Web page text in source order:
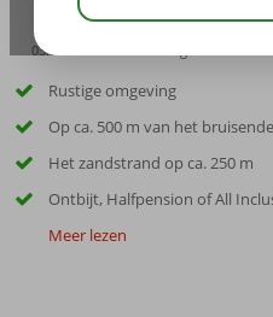
03:00
Rustige omgeving
Op ca. 500 m van het
Het zandstrand op ca. 250 m
Ontbijt, Halfpension of All
Meer lezen